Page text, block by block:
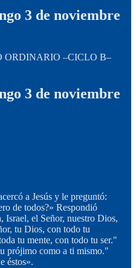
3 de noviembre
ORDINARIO –CICLO B–
3 de noviembre
a Jesús y le preguntó:
de todos?» Respondió
Israel, el Señor, nuestro Dios,
tu Dios, con todo tu
tu mente, con todo tu ser."
prójimo como a ti mismo."
éstos».